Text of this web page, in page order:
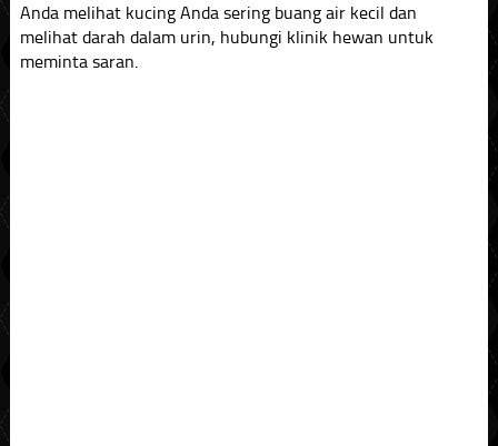
Anda melihat kucing Anda sering buang air kecil dan
melihat darah dalam urin, hubungi klinik hewan untuk
meminta saran.